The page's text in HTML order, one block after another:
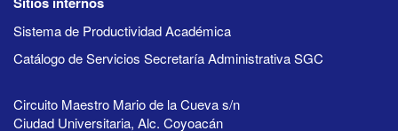
Sistema de Productividad Académica
Catálogo de Servicios Secretaría Administrativa SGC
Circuito Maestro Mario de la Cueva s/n
Ciudad Universitaria, Alc. Coyoacán